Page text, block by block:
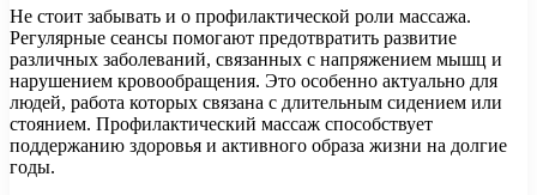
Не стоит забывать и о профилактической роли массажа.
Регулярные сеансы помогают предотвратить развитие
различных заболеваний, связанных с напряжением мышц и
нарушением кровообращения. Это особенно актуально для
людей, работа которых связана с длительным сидением или
стоянием. Профилактический массаж способствует
поддержанию здоровья и активного образа жизни на долгие
годы.